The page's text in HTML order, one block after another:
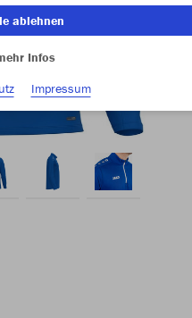
ablehnen
Infos
Impressum